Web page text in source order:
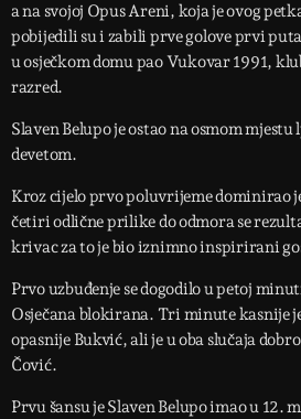
a na svojoj Opus Areni, koja je ovog
pobijedili su i zabili prve golove prvi
u osječkom domu pao Vukovar 1991,
razred.
Slaven Belupo je ostao na osmom
devetom.
Kroz cijelo prvo poluvrijeme dominirao
četiri odlične prilike do odmora se
krivac za to je bio iznimno inspirirani
Prvo uzbuđenje se dogodilo u petoj
Osječana blokirana. Tri minute kasnije
opasnije Bukvić, ali je u oba slučaja
Čović.
Prvu šansu je Slaven Belupo imao u 12.